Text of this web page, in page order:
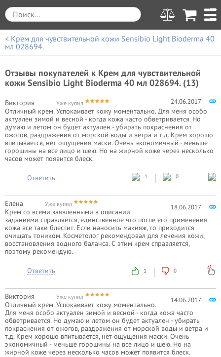
< Крем для чувствительной кожи Sensibio Light Bioderma 40
мл 028694.
Отзывы покупателей к Крем для чувствительной
кожи Sensibio Light Bioderma 40 мл 028694. (13)
24.06.2017
Виктория Уже купил
Отличный крем. Успокаивает кожу моментально. Для меня особо
актуален зимой и весной - когда кожа часто обветривается. Но
думаю и летом он будет актуален - убирать покраснения от
ожогов, раздражения от морской воды и ветра и т.д. Крем хорошо
впитывается, нет ощущения маски. Очень экономичный - меньше
горошины на все лицо и шею. Но на жирной коже через несколько
часов может появится блеск.
Ответить 1 0
18.06.2017
Елена Уже купил
Крем со всеми заявленными в описании
заданиями справляется, единственное что после его применения
кожа все таки блестит. Если наносить макияж, то приходится
очищать тоником. Косметолог рекомендовал для лечения кожи,
восстановления водного баланса. С этим крем справляется,
поэтому рекомендую.
Ответить 1 0
14.06.2017
Виктория Уже купил
Отличный крем. Успокаивает кожу моментально.
Для меня особо актуален зимой и весной - когда кожа часто
обветривается. Но думаю и летом он будет актуален - убирать
покраснения от ожогов, раздражения от морской воды и ветра и
т.д. Крем хорошо впитывается, нет ощущения маски. Очень
экономичный - меньше горошины на все лицо и шею. Но на
жирной коже через несколько часов может появится блеск.